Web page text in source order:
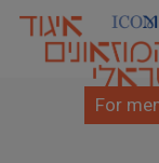
Skip
For